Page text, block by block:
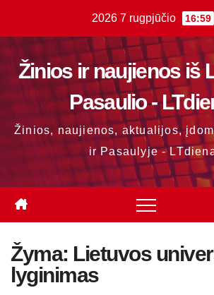
content
2026 7 rugpjūčio 16:59
Žinios ir naujienos iš
Pasaulio -
Žinios, naujienos, aktualijos,
ir Pasaulyje -
Žyma: Lietuvos
lyginimas